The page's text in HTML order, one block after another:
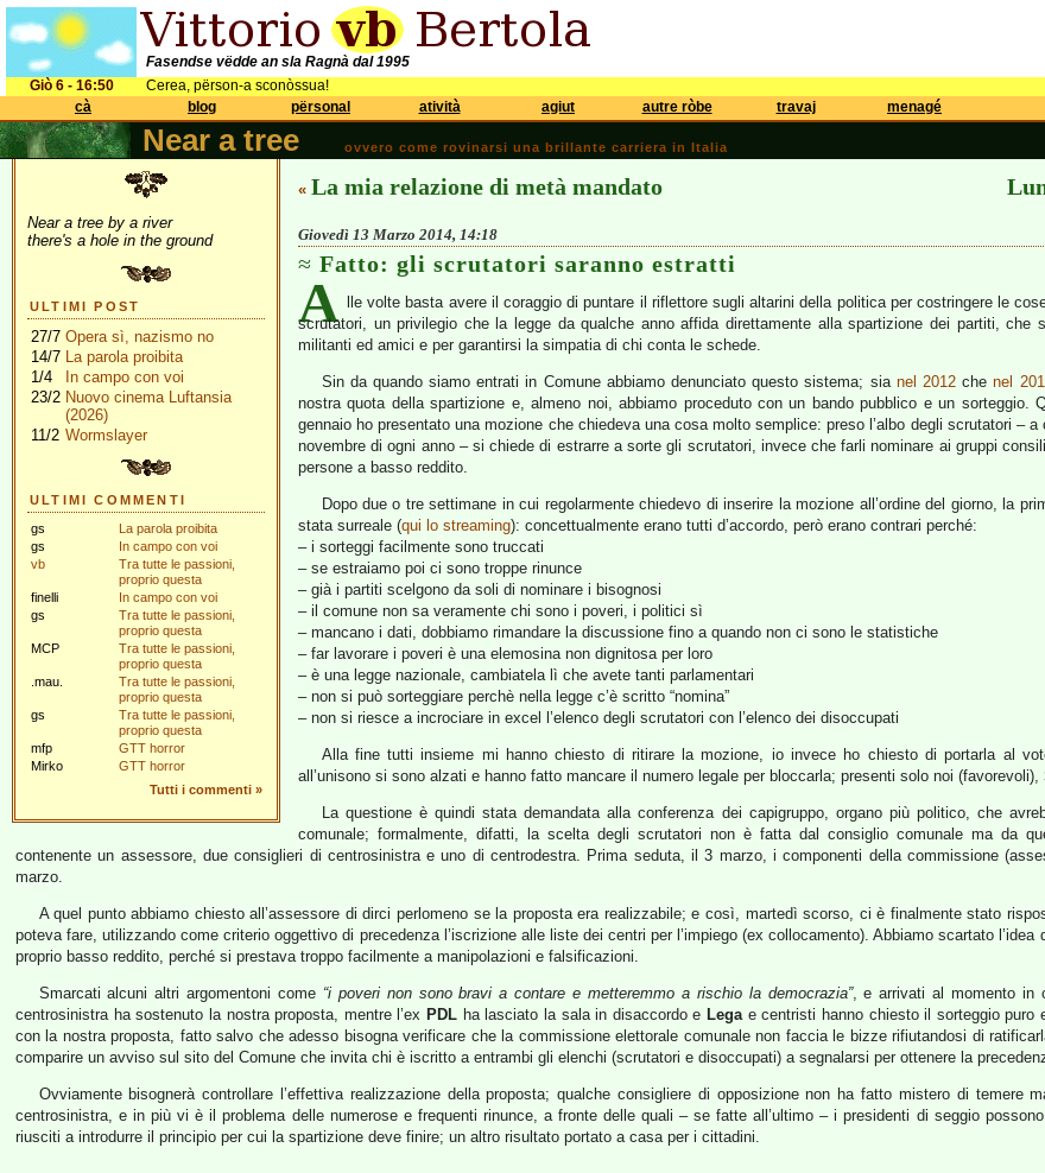
Fasendse vëdde an sla Ragnà dal 1995
Giò 6 - 16:50
Cerea, përson-a sconòssua!
cà
blog përsonal atività agiut autre ròbe travaj menagé
Near a tree ovvero come rovinarsi una brillante carriera in Italia
Near a tree by a river
there's a hole in the ground
ULTIMI POST
27/7 Opera sì, nazismo no
14/7 La parola proibita
1/4
In campo con voi
23/2 Nuovo cinema Luftansia
(2026)
11/2 Wormslayer
ULTIMI COMMENTI
gs
La parola proibita
gs
In campo con voi
vb
Tra tutte le passioni,
proprio questa
finelli
In campo con voi
gs
Tra tutte le passioni,
proprio questa
MCP
Tra tutte le passioni,
proprio questa
.mau.
Tra tutte le passioni,
proprio questa
gs
Tra tutte le passioni,
proprio questa
mfp
GTT horror
Mirko
GTT horror
Tutti i commenti »
« La mia relazione di metà mandato
Giovedì 13 Marzo 2014, 14:18
Fatto: gli scrutatori saranno estratti
A
lle volte basta avere il coraggio di puntare il riflettore sugli altarini della politica per costringere le
scrutatori, un privilegio che la legge da qualche anno affida direttamente alla spartizione dei partiti, che
militanti ed amici e per garantirsi la simpatia di chi conta le schede.
Sin da quando siamo entrati in Comune abbiamo denunciato questo sistema; sia nel 2012chenel
nostra quota della spartizione e, almeno noi, abbiamo proceduto con un bando pubblico e un sorteggio.
gennaio ho presentato una mozione che chiedeva una cosa molto semplice: preso l’albo degli scrutatori –
novembre di ogni anno – si chiede di estrarre a sorte gli scrutatori, invece che farli nominare ai gruppi
persone a basso reddito.
Dopo due o tre settimane in cui regolarmente chiedevo di inserire la mozione all’ordine del giorno, la
stata surreale (qui lo streaming): concettualmente erano tutti d’accordo, però erano contrari perché:
– i sorteggi facilmente sono truccati
– se estraiamo poi ci sono troppe rinunce
– già i partiti scelgono da soli di nominare i bisognosi
– il comune non sa veramente chi sono i poveri, i politici sì
– mancano i dati, dobbiamo rimandare la discussione fino a quando non ci sono le statistiche
– far lavorare i poveri è una elemosina non dignitosa per loro
– è una legge nazionale, cambiatela lì che avete tanti parlamentari
– non si può sorteggiare perchè nella legge c’è scritto “nomina”
– non si riesce a incrociare in excel l’elenco degli scrutatori con l’elenco dei disoccupati
Alla fine tutti insieme mi hanno chiesto di ritirare la mozione, io invece ho chiesto di portarla al
all’unisono si sono alzati e hanno fatto mancare il numero legale per bloccarla; presenti solo noi (favorevoli),
La questione è quindi stata demandata alla conferenza dei capigruppo, organo più politico, che
comunale; formalmente, difatti, la scelta degli scrutatori non è fatta dal consiglio comunale ma da
contenente un assessore, due consiglieri di centrosinistra e uno di centrodestra. Prima seduta, il 3 marzo, i componenti della commissione
marzo.
A quel punto abbiamo chiesto all’assessore di dirci perlomeno se la proposta era realizzabile; e così, martedì scorso, ci è finalmente stato
poteva fare, utilizzando come criterio oggettivo di precedenza l’iscrizione alle liste dei centri per l’impiego (ex collocamento). Abbiamo scartato l’idea
proprio basso reddito, perché si prestava troppo facilmente a manipolazioni e falsificazioni.
Smarcati alcuni altri argomentoni come “i poveri non sono bravi a contare e metteremmo a rischio la democrazia”, e arrivati al momento in
centrosinistra ha sostenuto la nostra proposta, mentre l’ex PDL ha lasciato la sala in disaccordo e Legae centristi hanno chiesto il sorteggio puro
con la nostra proposta, fatto salvo che adesso bisogna verificare che la commissione elettorale comunale non faccia le bizze rifiutandosi di
comparire un avviso sul sito del Comune che invita chi è iscritto a entrambi gli elenchi (scrutatori e disoccupati) a segnalarsi per ottenere la
Ovviamente bisognerà controllare l’effettiva realizzazione della proposta; qualche consigliere di opposizione non ha fatto mistero di temere
centrosinistra, e in più vi è il problema delle numerose e frequenti rinunce, a fronte delle quali – se fatte all’ultimo – i presidenti di seggio
riusciti a introdurre il principio per cui la spartizione deve finire; un altro risultato portato a casa per i cittadini.